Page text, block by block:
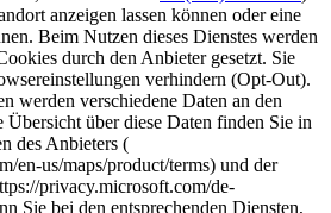
anzeigen lassen können oder eine
Beim Nutzen dieses Dienstes werden
durch den Anbieter gesetzt. Sie
verhindern (Opt-Out).
werden verschiedene Daten an den
Übersicht über diese Daten finden Sie in
des Anbieters (
en-us/maps/product/terms) und der
privacy.microsoft.com/de-
Sie bei den entsprechenden Diensten,